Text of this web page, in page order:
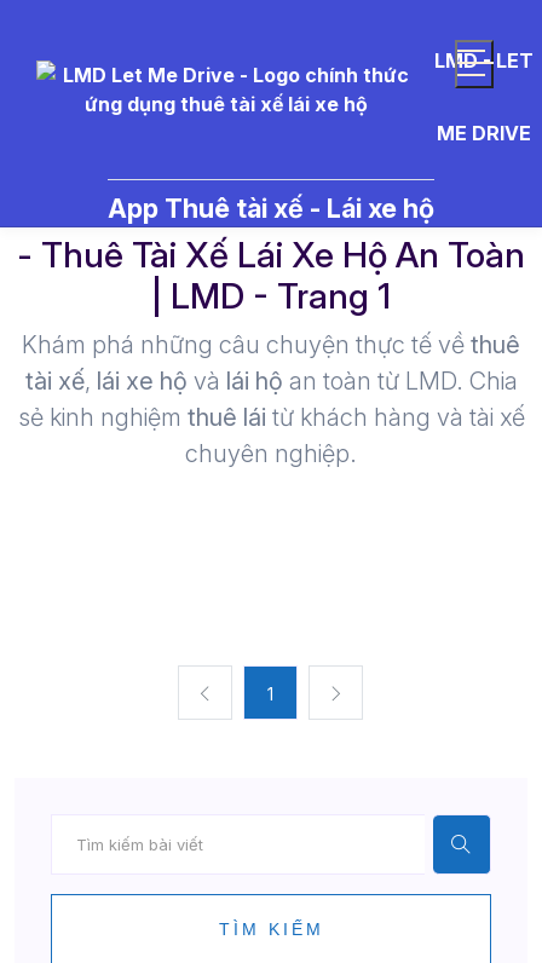
LMD - LET
ME DRIVE
App Thuê tài xế - Lái xe hộ
- Thuê Tài Xế Lái Xe Hộ An Toàn
| LMD - Trang 1​
Khám phá những câu chuyện thực tế về thuê
tài xế, lái xe hộ và lái hộ an toàn từ LMD. Chia
sẻ kinh nghiệm thuê lái từ khách hàng và tài xế
chuyên nghiệp.
1
TÌM KIẾM